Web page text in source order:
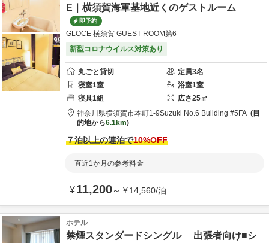
E｜横須賀海軍基地近くのゲストルーム
即予約
GLOCE 横須賀 GUEST ROOM第6
新型コロナウイルス対策あり
丸ごと貸切 定員3名
寝室1室 浴室1室
寝具1組 広さ25㎡
神奈川県横須賀市本町1-9Suzuki No.6 Building #5FA
目
的地から6.1km
７泊以上の連泊で10%OFF
直近1か月の参考料金
¥11,200～ ¥14,560/泊
ホテル
禁煙スタンダードシングル 出張者向け■シ